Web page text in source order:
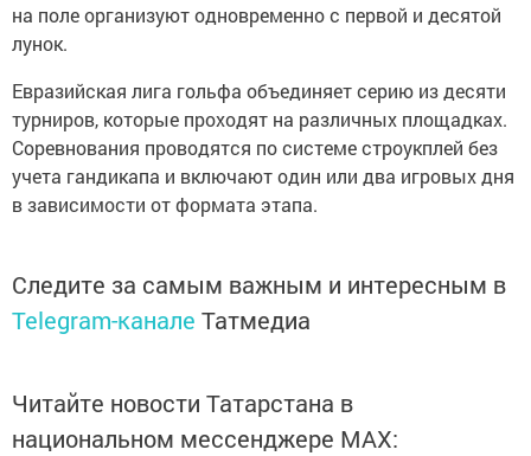
на поле организуют одновременно с первой и десятой
лунок.
Евразийская лига гольфа объединяет серию из десяти
турниров, которые проходят на различных площадках.
Соревнования проводятся по системе строукплей без
учета гандикапа и включают один или два игровых дня
в зависимости от формата этапа.
Следите за самым важным и интересным в
Telegram-канале Татмедиа
Читайте новости Татарстана в
национальном мессенджере MАХ: